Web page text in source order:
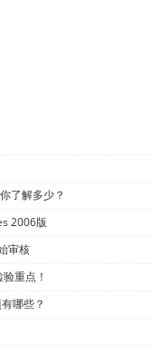
日起接受的五大审核
了解多少？
2006版
审核
重点！
哪些？